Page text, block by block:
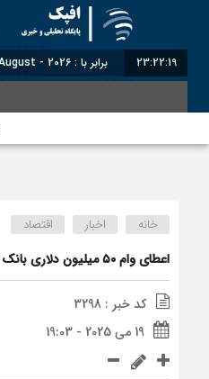
23:22:19 برابر با : Friday - 7 August - 2026
خانه اخبار اقتصاد
اعطای وام ۵۰ میلیون دلاری بانک جهانی به شرکت‌های افغان
کد خبر : 3298
19 می 2025 - 19:03